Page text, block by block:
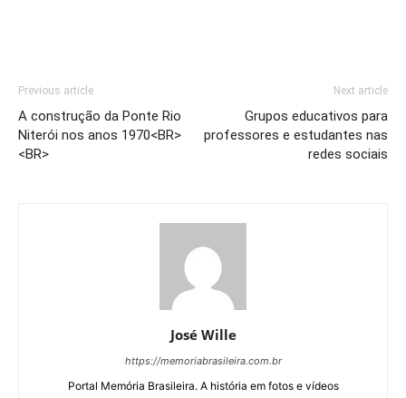
Previous article
A construção da Ponte Rio
Niterói nos anos 1970<BR>
<BR>
Next article
Grupos educativos para
professores e estudantes nas
redes sociais
José Wille
https://memoriabrasileira.com.br
Portal Memória Brasileira. A história em fotos e vídeos